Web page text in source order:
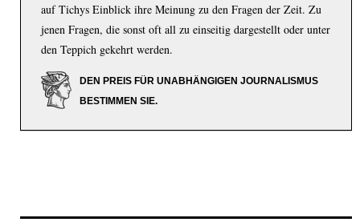
auf Tichys Einblick ihre Meinung zu den Fragen der Zeit. Zu
jenen Fragen, die sonst oft all zu einseitig dargestellt oder unter
den Teppich gekehrt werden.
DEN PREIS FÜR UNABHÄNGIGEN JOURNALISMUS
BESTIMMEN SIE.